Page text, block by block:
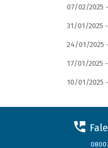
07/02/2025 -
31/01/2025 -
24/01/2025 -
17/01/2025 -
10/01/2025 -